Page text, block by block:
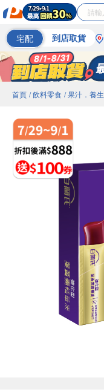
宅配 到店取貨
首頁 / 飲料零食 / 果汁．養生